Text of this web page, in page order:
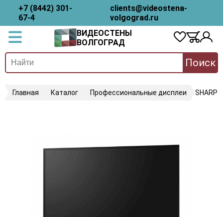
+7 (8442) 301-
67-4
clients@videostena-
volgograd.ru
ВИДЕОСТЕНЫ
ВОЛГОГРАД
Поиск
Главная Каталог Профессиональные дисплеи SHARP